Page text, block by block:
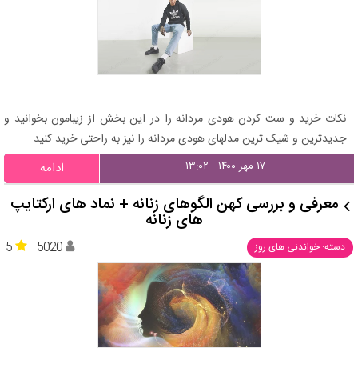
نکات خرید و ست کردن هودی مردانه را در این بخش از زیبامون بخوانید و
جدیدترین و شیک ترین مدلهای هودی مردانه را نیز به راحتی خرید کنید .
۱۷ مهر ۱۴۰۰ - ۱۳:۰۲ ادامه
معرفی و بررسی کهن ‌الگوهای زنانه + نماد های ارکتایپ
های زنانه
دسته: خواندنی های روز 5 5020